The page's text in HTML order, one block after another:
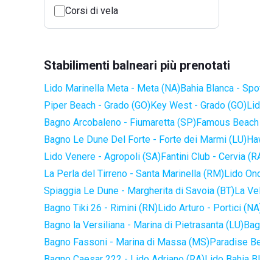
Corsi di vela
Stabilimenti balneari più prenotati
Lido Marinella Meta - Meta (NA)Bahia Blanca -
Piper Beach - Grado (GO)Key West - Grado (GO)
Bagno Arcobaleno - Fiumaretta (SP)Famous
Bagno Le Dune Del Forte - Forte dei Marmi (LU)
Lido Venere - Agropoli (SA)Fantini Club - Cervia
La Perla del Tirreno - Santa Marinella (RM)Lido
Spiaggia Le Dune - Margherita di Savoia (BT)La
Bagno Tiki 26 - Rimini (RN)Lido Arturo - Portici
Bagno la Versiliana - Marina di Pietrasanta (LU)
Bagno Fassoni - Marina di Massa (MS)Paradise